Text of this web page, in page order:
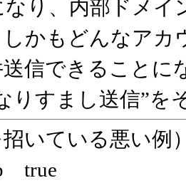
なり、内部ドメ
かもどんなアカ
信できることに
りすまし送信”
いている悪い例
true